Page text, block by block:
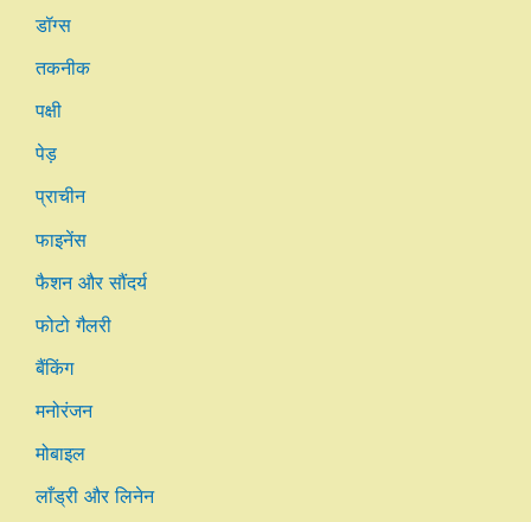
डॉग्स
तकनीक
पक्षी
पेड़
प्राचीन
फाइनेंस
फैशन और सौंदर्य
फोटो गैलरी
बैंकिंग
मनोरंजन
मोबाइल
लाँड्री और लिनेन